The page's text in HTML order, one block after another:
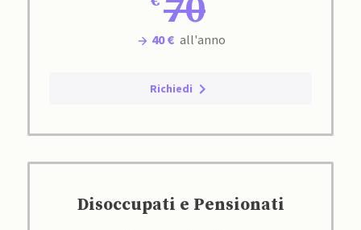
70
40 € all'anno
Richiedi
Disoccupati e Pensionati